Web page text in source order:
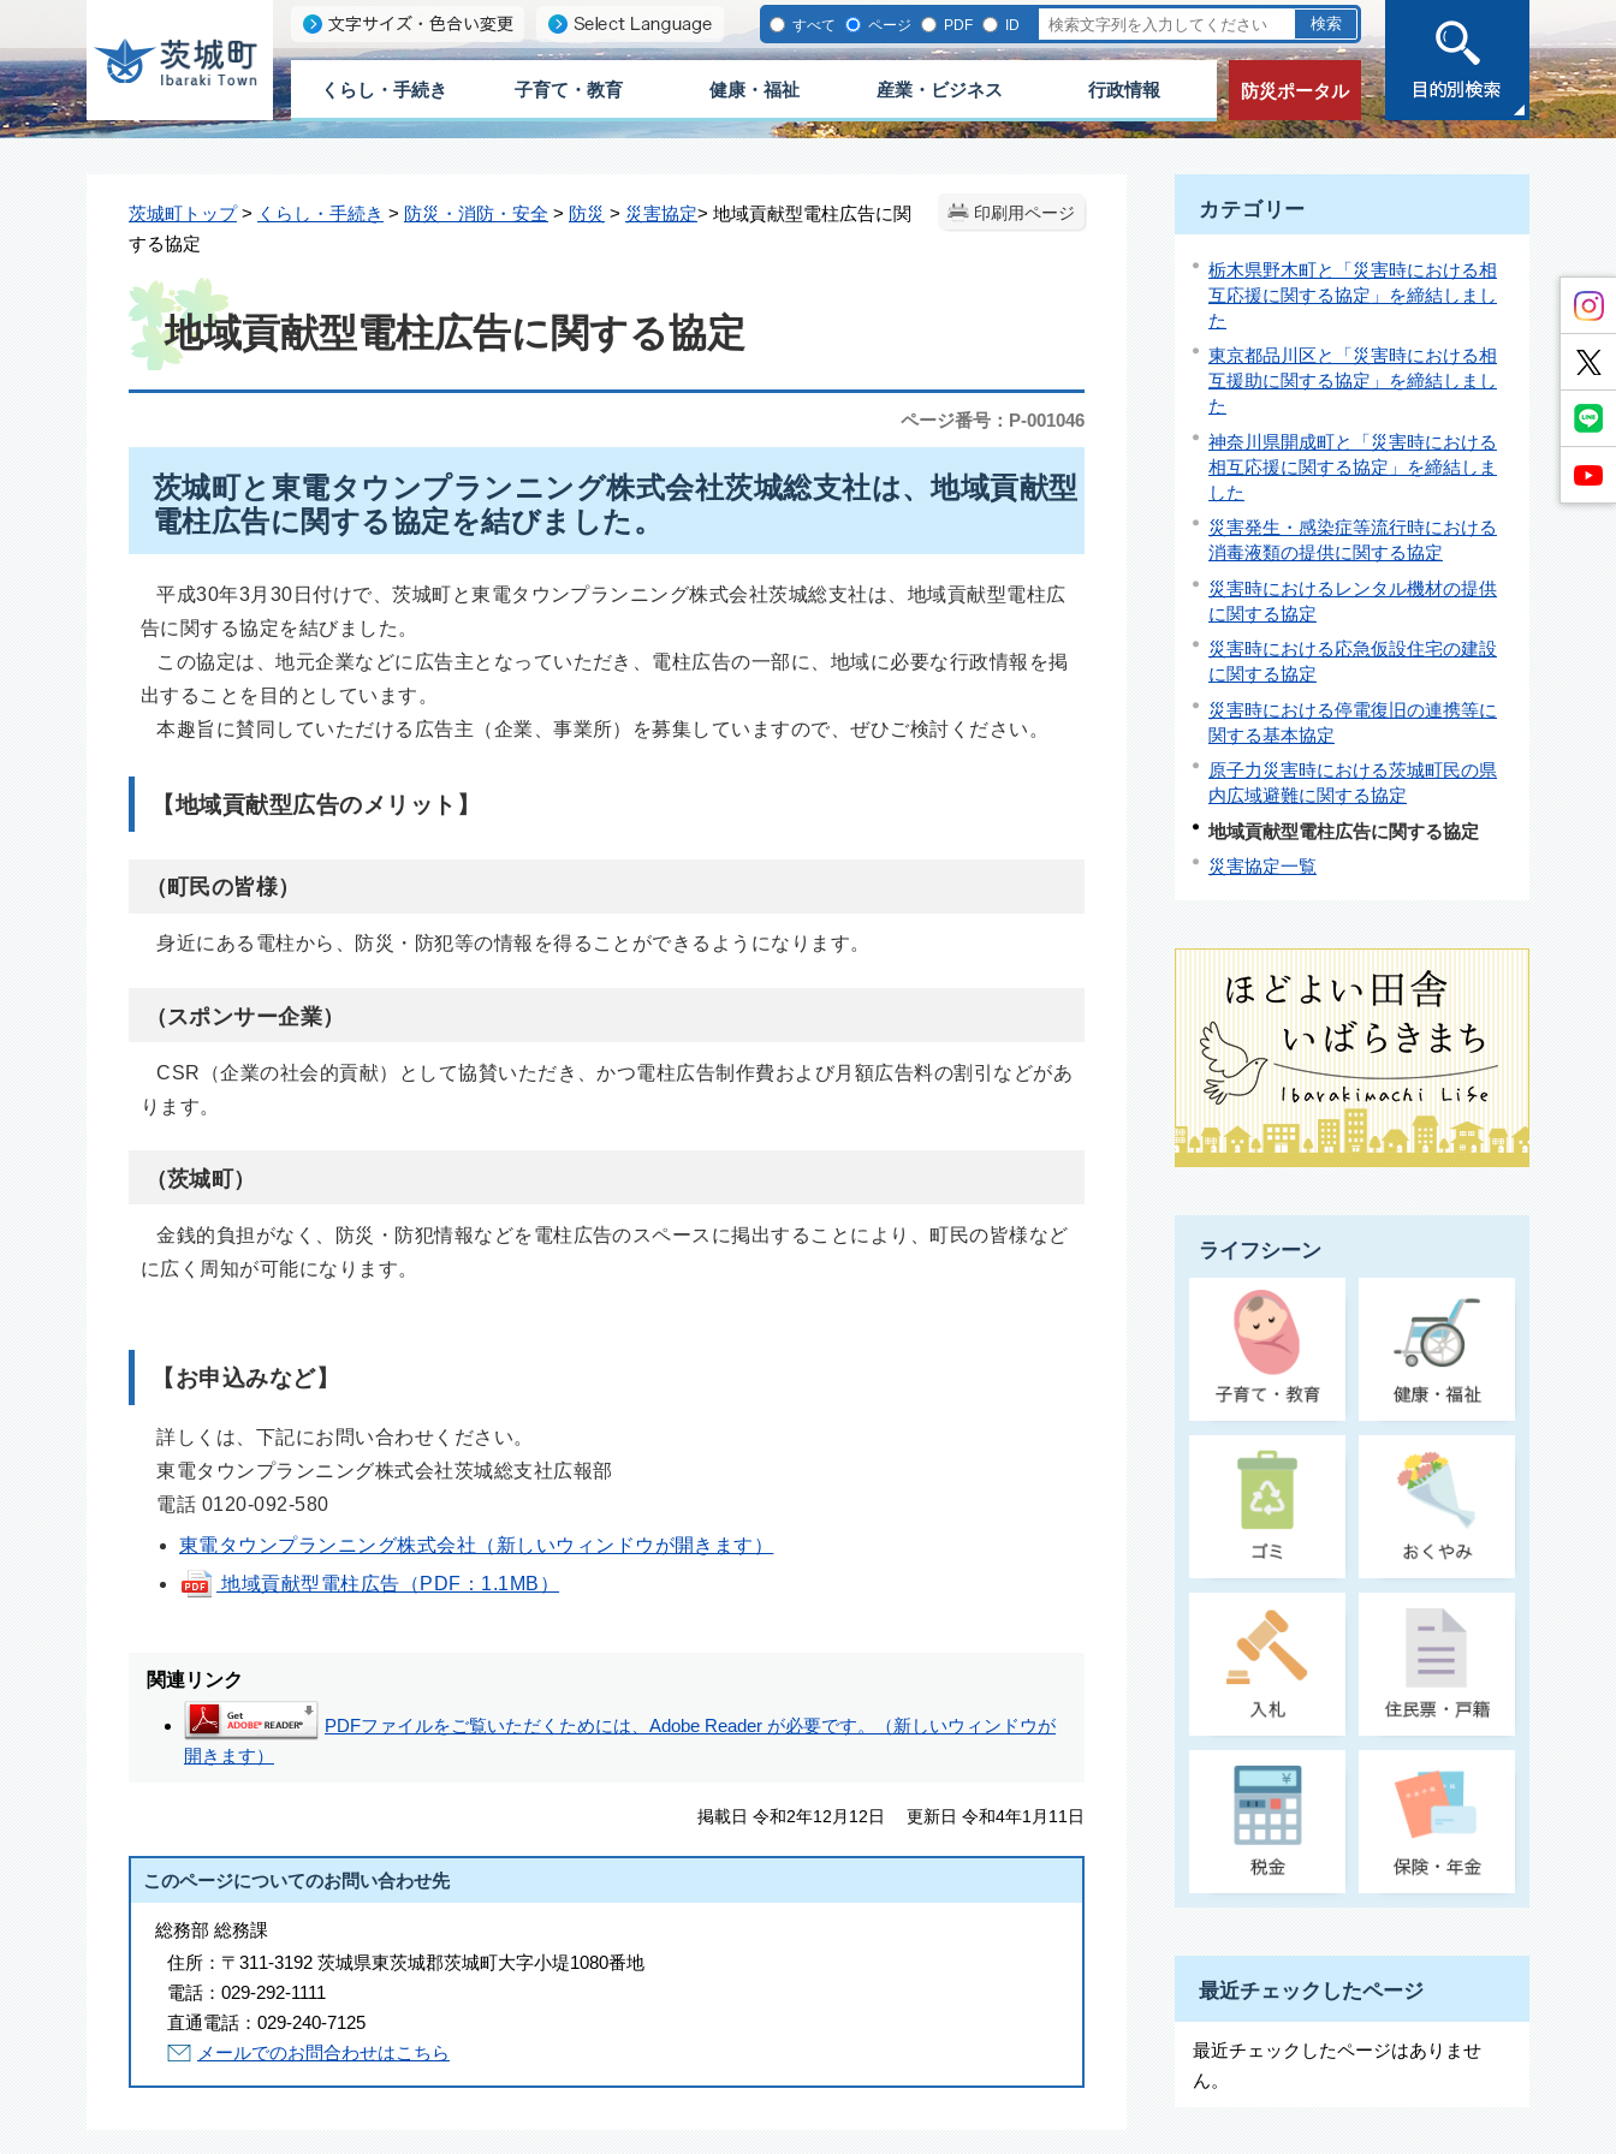
すべて ページ PDF ID
くらし・手続き 子育て・教育 健康・福祉 産業・ビジネス 行政情報 防災ポータル
印刷用ページ
茨城町トップ> くらし・手続き > 防災・消防・安全 > 防災 > 災害協定> 地域貢献型電柱広告に関
する協定
地域貢献型電柱広告に関する協定
ページ番号：P-001046
茨城町と東電タウンプランニング株式会社茨城総支社は、地域貢献型
電柱広告に関する協定を結びました。
平成30年3月30日付けで、茨城町と東電タウンプランニング株式会社茨城総支社は、地域貢献型電柱広
告に関する協定を結びました。
この協定は、地元企業などに広告主となっていただき、電柱広告の一部に、地域に必要な行政情報を掲
出することを目的としています。
本趣旨に賛同していただける広告主（企業、事業所）を募集していますので、ぜひご検討ください。
【地域貢献型広告のメリット】
（町民の皆様）
身近にある電柱から、防災・防犯等の情報を得ることができるようになります。
（スポンサー企業）
CSR（企業の社会的貢献）として協賛いただき、かつ電柱広告制作費および月額広告料の割引などがあ
ります。
（茨城町）
金銭的負担がなく、防災・防犯情報などを電柱広告のスペースに掲出することにより、町民の皆様など
に広く周知が可能になります。
【お申込みなど】
詳しくは、下記にお問い合わせください。
東電タウンプランニング株式会社茨城総支社広報部
電話 0120-092-580
東電タウンプランニング株式会社（新しいウィンドウが開きます）
地域貢献型電柱広告（PDF：1.1MB）
関連リンク
PDFファイルをご覧いただくためには、Adobe Reader が必要です。（新しいウィンドウが
開きます）
掲載日 令和2年12月12日 更新日 令和4年1月11日
このページについてのお問い合わせ先
総務部 総務課
住所： 〒311-3192 茨城県東茨城郡茨城町大字小堤1080番地
電話： 029-292-1111
直通電話： 029-240-7125
メールでのお問合わせはこちら
カテゴリー
栃木県野木町と「災害時における相
互応援に関する協定」を締結しまし
た
東京都品川区と「災害時における相
互援助に関する協定」を締結しまし
た
神奈川県開成町と「災害時における
相互応援に関する協定」を締結しま
した
災害発生・感染症等流行時における
消毒液類の提供に関する協定
災害時におけるレンタル機材の提供
に関する協定
災害時における応急仮設住宅の建設
に関する協定
災害時における停電復旧の連携等に
関する基本協定
原子力災害時における茨城町民の県
内広域避難に関する協定
地域貢献型電柱広告に関する協定
災害協定一覧
ライフシーン
最近チェックしたページ
最近チェックしたページはありませ
ん。